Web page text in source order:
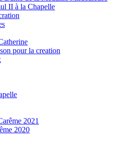
II à la Chapelle
pour la creation
2021
2020